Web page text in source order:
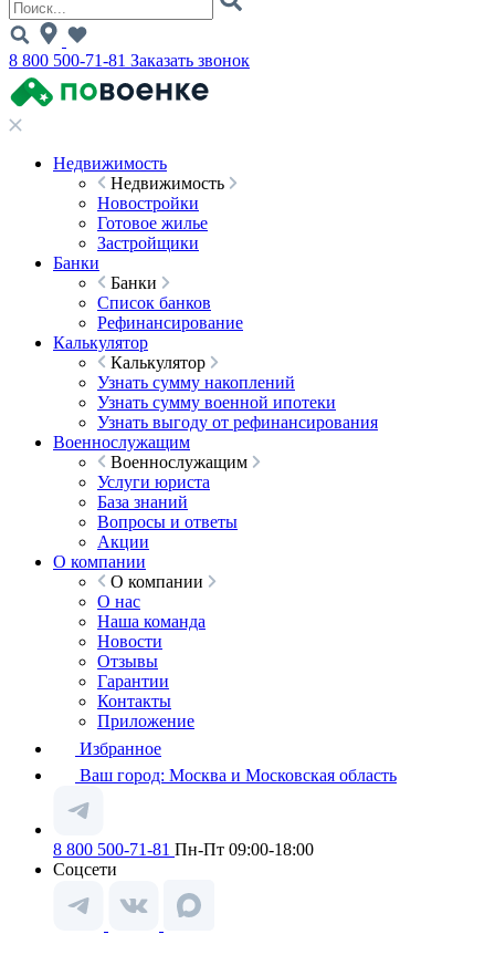
8 800 500-71-81 Заказать звонок
Недвижимость
Недвижимость
Новостройки
Готовое жилье
Застройщики
Банки
Банки
Список банков
Рефинансирование
Калькулятор
Калькулятор
Узнать сумму накоплений
Узнать сумму военной ипотеки
Узнать выгоду от рефинансирования
Военнослужащим
Военнослужащим
Услуги юриста
База знаний
Вопросы и ответы
Акции
О компании
О компании
О нас
Наша команда
Новости
Отзывы
Гарантии
Контакты
Приложение
Избранное
Ваш город: Москва и Московская область
8 800 500-71-81 Пн-Пт 09:00-18:00
Соцсети